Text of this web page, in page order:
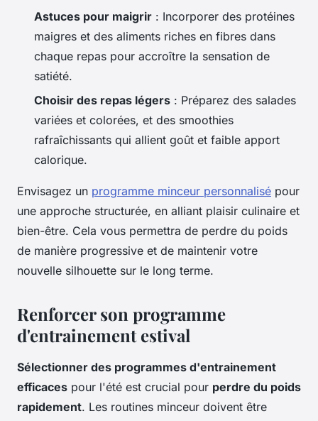
Astuces pour maigrir : Incorporer des protéines
maigres et des aliments riches en fibres dans
chaque repas pour accroître la sensation de
satiété.
Choisir des repas légers : Préparez des salades
variées et colorées, et des smoothies
rafraîchissants qui allient goût et faible apport
calorique.
Envisagez un programme minceur personnalisé pour
une approche structurée, en alliant plaisir culinaire et
bien-être. Cela vous permettra de perdre du poids
de manière progressive et de maintenir votre
nouvelle silhouette sur le long terme.
Renforcer son programme
d'entrainement estival
Sélectionner des programmes d'entrainement
efficaces pour l'été est crucial pour perdre du poids
rapidement. Les routines minceur doivent être